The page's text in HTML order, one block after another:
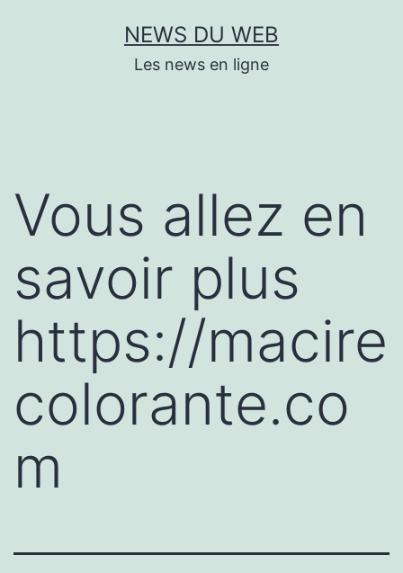
NEWS DU WEB
Les news en ligne
Vous allez en
savoir plus
https://macire
colorante.co
m